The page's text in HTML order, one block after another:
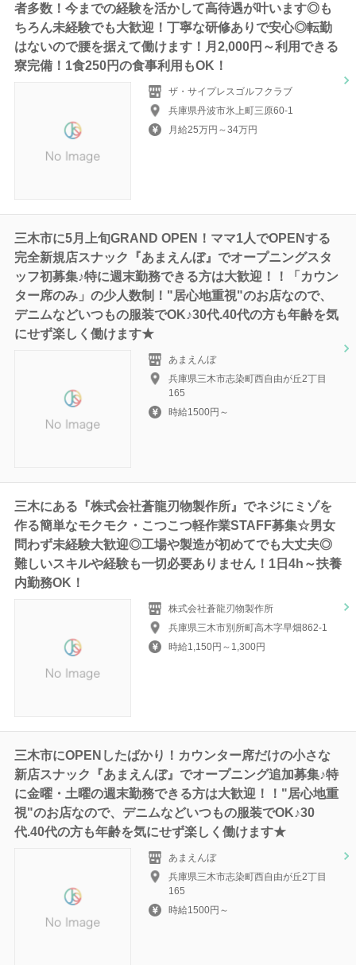
者多数！今までの経験を活かして高待遇が叶います◎も
ちろん未経験でも大歓迎！丁寧な研修ありで安心◎転勤
はないので腰を据えて働けます！月2,000円～利用できる
寮完備！1食250円の食事利用もOK！
ザ・サイプレスゴルフクラブ
兵庫県丹波市氷上町三原60-1
月給25万円～34万円
三木市に5月上旬GRAND OPEN！ママ1人でOPENする
完全新規店スナック『あまえんぼ』でオープニングスタ
ッフ初募集♪特に週末勤務できる方は大歓迎！！「カウン
ター席のみ」の少人数制！"居心地重視"のお店なので、
デニムなどいつもの服装でOK♪30代.40代の方も年齢を気
にせず楽しく働けます★
あまえんぼ
兵庫県三木市志染町西自由が丘2丁目
165
時給1500円～
三木にある『株式会社蒼龍刃物製作所』でネジにミゾを
作る簡単なモクモク・こつこつ軽作業STAFF募集☆男女
問わず未経験大歓迎◎工場や製造が初めてでも大丈夫◎
難しいスキルや経験も一切必要ありません！1日4h～扶養
内勤務OK！
株式会社蒼龍刃物製作所
兵庫県三木市別所町高木字早畑862-1
時給1,150円～1,300円
三木市にOPENしたばかり！カウンター席だけの小さな
新店スナック『あまえんぼ』でオープニング追加募集♪特
に金曜・土曜の週末勤務できる方は大歓迎！！"居心地重
視"のお店なので、デニムなどいつもの服装でOK♪30
代.40代の方も年齢を気にせず楽しく働けます★
あまえんぼ
兵庫県三木市志染町西自由が丘2丁目
165
時給1500円～